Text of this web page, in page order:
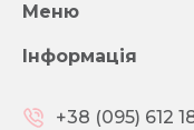
Меню
Інформація
+38 (095) 612